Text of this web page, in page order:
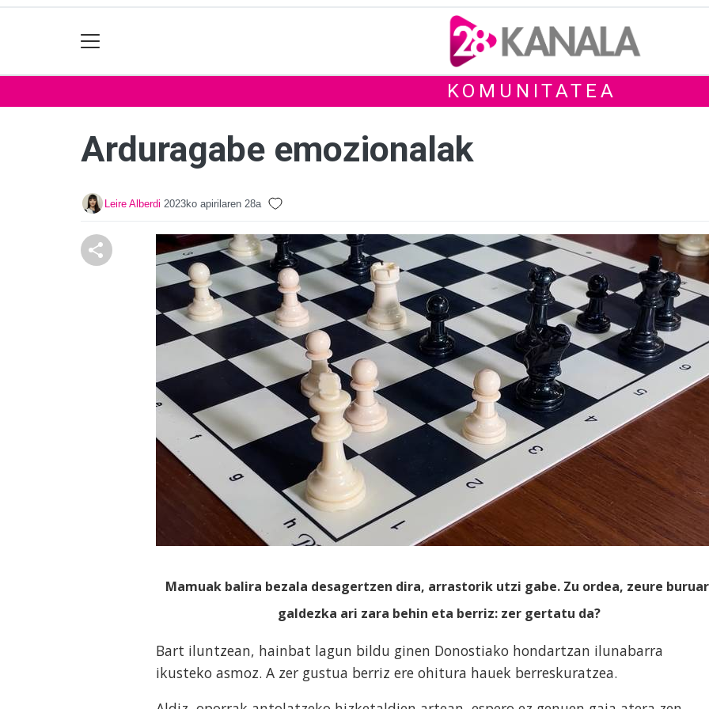
KOMUNITATEA
Arduragabe emozionalak
Leire Alberdi 2023ko apirilaren 28a
Mamuak balira bezala desagertzen dira, arrastorik utzi gabe. Zu ordea, zeure
galdezka ari zara behin eta berriz: zer gertatu da?
Bart iluntzean, hainbat lagun bildu ginen Donostiako hondartzan ilunabarra
ikusteko asmoz. A zer gustua berriz ere ohitura hauek berreskuratzea.